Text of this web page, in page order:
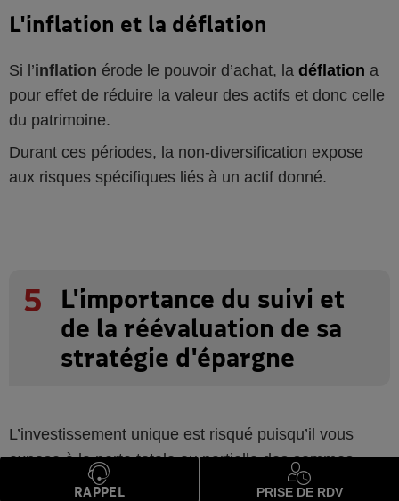
L'inflation et la déflation
Si l’inflation érode le pouvoir d’achat, la déflation a
pour effet de réduire la valeur des actifs et donc celle
du patrimoine.
Durant ces périodes, la non-diversification expose
aux risques spécifiques liés à un actif donné.
5
L'importance du suivi et
de la réévaluation de sa
stratégie d'épargne
L’investissement unique est risqué puisqu’il vous
expose à la perte totale ou partielle des sommes
investies, à plus ou moins long terme.
RAPPEL PRISE DE RDV